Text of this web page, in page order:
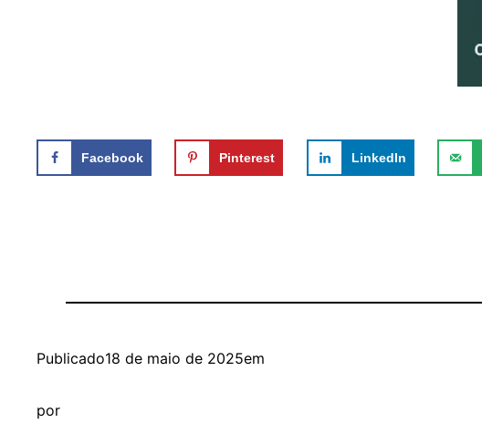
Facebook Pinterest LinkedIn
Publicado18 de maio de 2025em
por